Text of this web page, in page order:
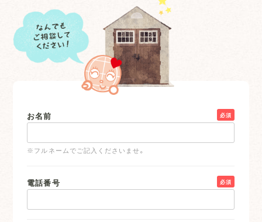
お名前 必須
※フルネームでご記入くださいませ。
電話番号 必須